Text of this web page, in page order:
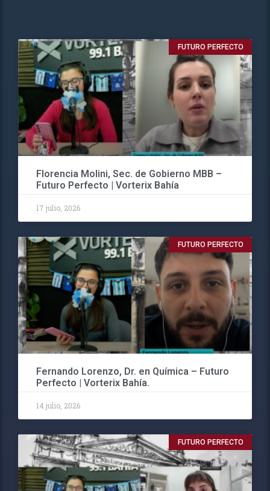
FUTURO PERFECTO
Florencia Molini, Sec. de Gobierno MBB –
Futuro Perfecto | Vorterix Bahía
17 julio, 2026
FUTURO PERFECTO
Fernando Lorenzo, Dr. en Química – Futuro
Perfecto | Vorterix Bahía.
14 julio, 2026
FUTURO PERFECTO